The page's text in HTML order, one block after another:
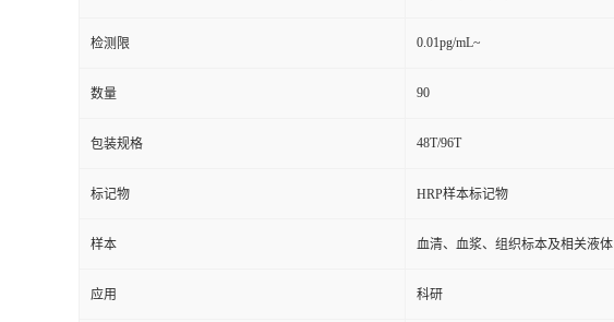
检测限 0.01pg/mL~
数量 90
包装规格 48T/96T
标记物 HRP样本标记物
样本 血清、血浆、组织标本及相关液体
应用 科研